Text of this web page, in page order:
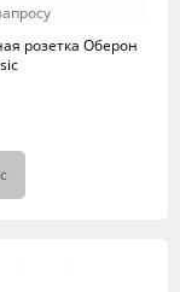
розетка Оберон